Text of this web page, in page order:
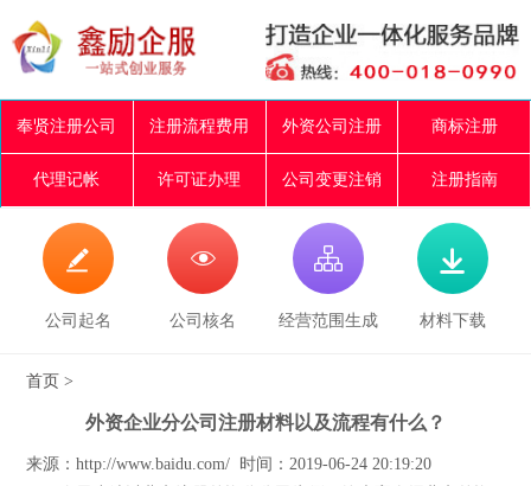
奉贤注册公司 注册流程费用 外资公司注册 商标注册
代理记帐 许可证办理 公司变更注销 注册指南

公司起名

公司核名

经营范围生成

材料下载
首页 >
外资企业分公司注册材料以及流程有什么？
来源：http://www.baidu.com/ 时间：2019-06-24 20:19:20